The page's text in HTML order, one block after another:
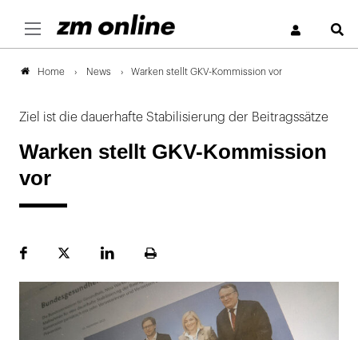
Home News Warken stellt GKV-Kommission vor
Ziel ist die dauerhafte Stabilisierung der Beitragssätze
Warken stellt GKV-Kommission
vor
FacebookPlattformLinekdInSeite